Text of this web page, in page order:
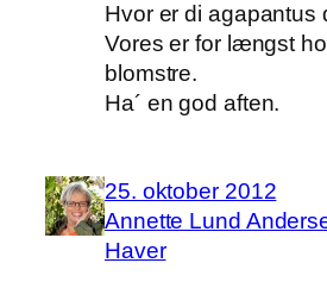
Hvor er di agapantus
Vores er for længst
blomstre.
Ha´ en god aften.
25. oktober 2012
Annette Lund
Haver